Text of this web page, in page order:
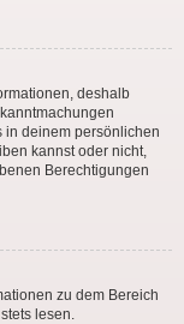
deshalb
in deinem persönlichen
kannst oder nicht,
Berechtigungen
zu dem Bereich
lesen.